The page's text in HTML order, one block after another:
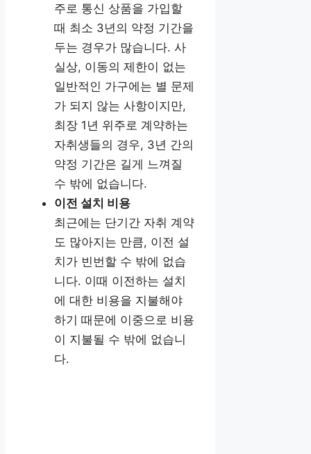
주로 통신 상품을 가입할
때 최소 3년의 약정 기간을
두는 경우가 많습니다. 사
실상, 이동의 제한이 없는
일반적인 가구에는 별 문제
가 되지 않는 사항이지만,
최장 1년 위주로 계약하는
자취생들의 경우, 3년 간의
약정 기간은 길게 느껴질
수 밖에 없습니다.
이전 설치 비용
최근에는 단기간 자취 계약
도 많아지는 만큼, 이전 설
치가 빈번할 수 밖에 없습
니다. 이때 이전하는 설치
에 대한 비용을 지불해야
하기 때문에 이중으로 비용
이 지불될 수 밖에 없습니
다.